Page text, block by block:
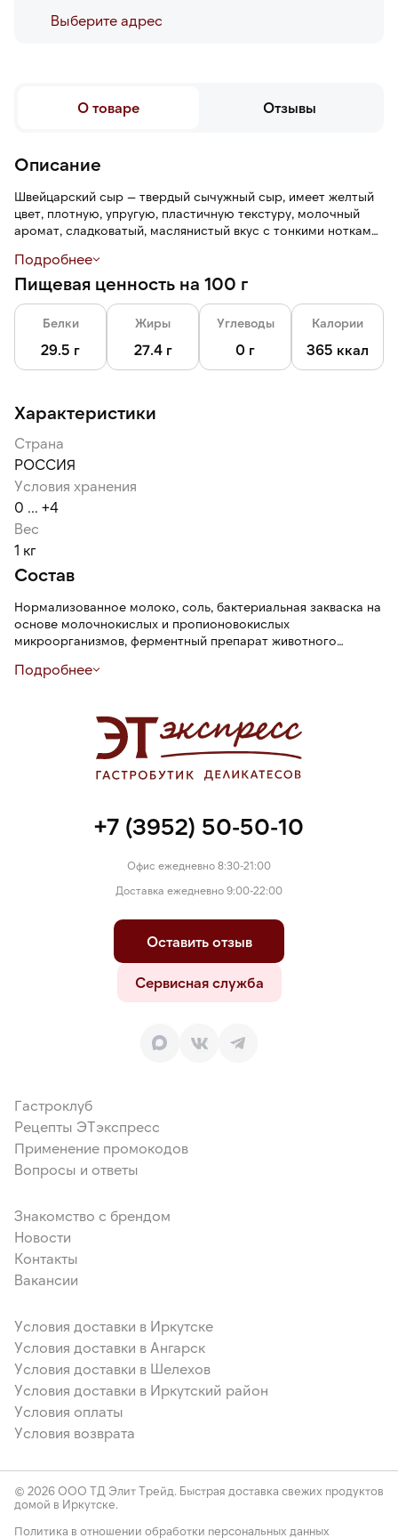
Выберите адреc
О товаре Отзывы
Описание
Швейцарский сыр — твердый сычужный сыр, имеет желтый
цвет, плотную, упругую, пластичную текстуру, молочный
аромат, сладковатый, маслянистый вкус с тонкими нотками
На разрезе видна плотная, однородная структура с
характерным для этой группы сыров рисунком из крупных,
округлых глазков, равномерно распределенных по всей
массе. Срез ровный, гладкий, без трещин и пустот.
Подробнее
Пищевая ценность на 100 г
Белки
29.5 г
Жиры
27.4 г
Углеводы
0 г
Калории
365 ккал
Характеристики
Страна
РОССИЯ
Условия хранения
0 ... +4
Вес
1 кг
Состав
Нормализованное молоко, соль, бактериальная закваска на
основе молочнокислых и пропионовокислых
микроорганизмов, ферментный препарат животного
нитрат натрия, краситель Е160а
Подробнее
+7 (3952) 50-50-10
Офис ежедневно 8:30-21:00
Доставка ежедневно 9:00-22:00
Оставить отзыв
Сервисная служба
Гастроклуб
Рецепты ЭТэкспресс
Применение промокодов
Вопросы и ответы
Знакомство с брендом
Новости
Контакты
Вакансии
Условия доставки в Иркутске
Условия доставки в Ангарск
Условия доставки в Шелехов
Условия доставки в Иркутский район
Условия оплаты
Условия возврата
© 2026 ООО ТД Элит Трейд. Быстрая доставка свежих продуктов
домой в Иркутске.
Политика в отношении обработки персональных данных